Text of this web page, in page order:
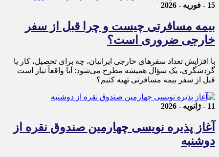
15 - فوریه - 2026
بیمه مسافرتی چیست و چرا قبل از سفر
خارجی ضروری است؟
با افزایش تعداد سفرهای خارجی ایرانیان، چه برای تحصیل، کار یا
گردشگری، یک سؤال همیشه مطرح می‌شود: آیا واقعاً نیاز است
قبل از سفر بیمه مسافرتی تهیه کنیم؟
11 - ژانویه - 2026
آغاز پذیره نویسی چهارمین صندوق نقره از
دوشنبه